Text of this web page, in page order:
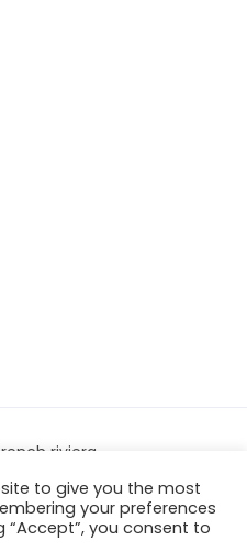
riviera
to give you the most
your preferences
“Accept”, you consent to